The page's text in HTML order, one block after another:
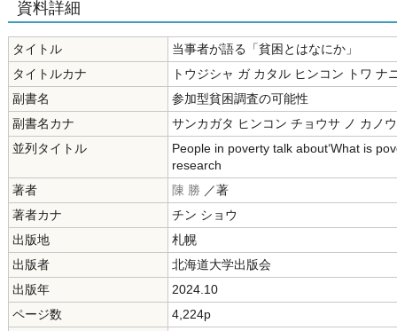
資料詳細
タイトル
当事者が語る「貧困とはなにか」
タイトルカナ
トウジシャ ガ カタル ヒンコン トワ ナ
副書名
参加型貧困調査の可能性
副書名カナ
サンカガタ ヒンコン チョウサ ノ カノ
並列タイトル
People in poverty talk about‘What is
research
著者
陳 勝 ／著
著者カナ
チン ショウ
出版地
札幌
出版者
北海道大学出版会
出版年
2024.10
ページ数
4,224p